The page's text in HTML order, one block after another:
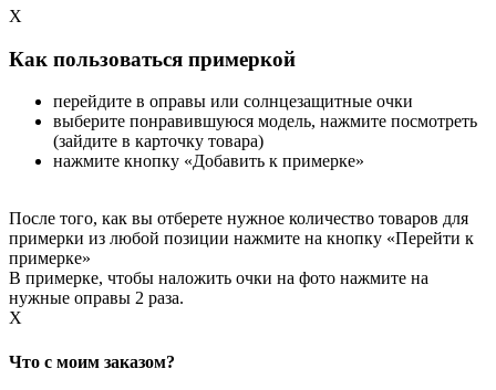
X
Как пользоваться примеркой
перейдите в оправы или солнцезащитные очки
выберите понравившуюся модель, нажмите посмотреть
(зайдите в карточку товара)
нажмите кнопку «Добавить к примерке»
После того, как вы отберете нужное количество товаров для
примерки из любой позиции нажмите на кнопку «Перейти к
примерке»
В примерке, чтобы наложить очки на фото нажмите на
нужные оправы 2 раза.
X
Что с моим заказом?